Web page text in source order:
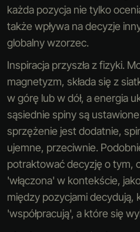
każda pozycja nie tylko
także wpływa na decyzje
globalny wzorzec.
Inspiracja przyszła z fizyki.
magnetyzm, składa się z
w górę lub w dół, a energia
sąsiednie spiny są
sprzężenie jest dodatnie,
ujemne, przeciwnie.
potraktować decyzję o tym,
'włączona' w kontekście,
między pozycjami decydują,
'współpracują', a które się